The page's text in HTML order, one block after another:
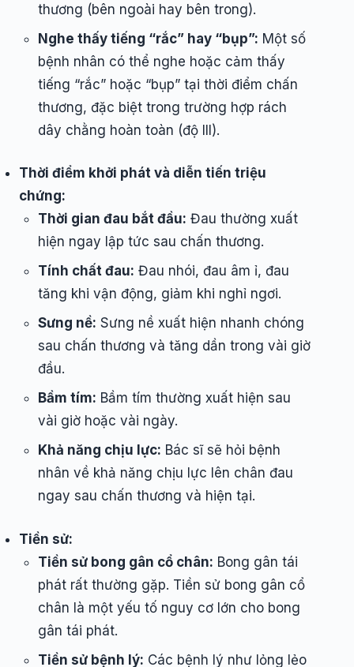
thương (bên ngoài hay bên trong).
Nghe thấy tiếng “rắc” hay “bụp”: Một số
bệnh nhân có thể nghe hoặc cảm thấy
tiếng “rắc” hoặc “bụp” tại thời điểm chấn
thương, đặc biệt trong trường hợp rách
dây chằng hoàn toàn (độ III).
Thời điểm khởi phát và diễn tiến triệu
chứng:
Thời gian đau bắt đầu: Đau thường xuất
hiện ngay lập tức sau chấn thương.
Tính chất đau: Đau nhói, đau âm ỉ, đau
tăng khi vận động, giảm khi nghỉ ngơi.
Sưng nề: Sưng nề xuất hiện nhanh chóng
sau chấn thương và tăng dần trong vài giờ
đầu.
Bầm tím: Bầm tím thường xuất hiện sau
vài giờ hoặc vài ngày.
Khả năng chịu lực: Bác sĩ sẽ hỏi bệnh
nhân về khả năng chịu lực lên chân đau
ngay sau chấn thương và hiện tại.
Tiền sử:
Tiền sử bong gân cổ chân: Bong gân tái
phát rất thường gặp. Tiền sử bong gân cổ
chân là một yếu tố nguy cơ lớn cho bong
gân tái phát.
Tiền sử bệnh lý: Các bệnh lý như lỏng lẻo